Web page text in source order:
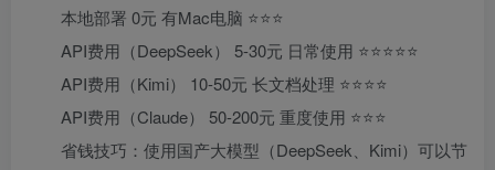
本地部署 0元 有Mac电脑 ⭐⭐⭐
API费用（DeepSeek） 5-30元 日常使用 ⭐⭐⭐⭐⭐
API费用（Kimi） 10-50元 长文档处理 ⭐⭐⭐⭐
API费用（Claude） 50-200元 重度使用 ⭐⭐⭐
省钱技巧：使用国产大模型（DeepSeek、Kimi）可以节